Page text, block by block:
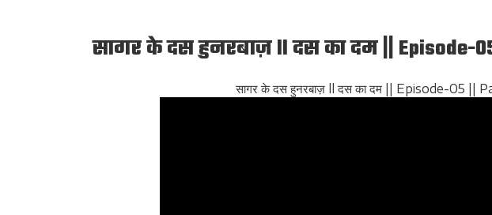
सागर के दस हुनरबाज़ ll दस का दम || Episode-
सागर के दस हुनरबाज़ ll दस का दम || Episode-05 ||